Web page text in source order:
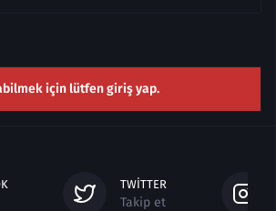
için lütfen giriş yap.
TWITTER
Takip et